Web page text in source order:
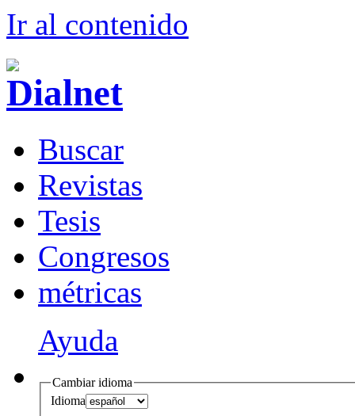
Ir al contenido
Buscar
Revistas
Tesis
Congresos
métricas
Ayuda
Cambiar idioma
Idioma